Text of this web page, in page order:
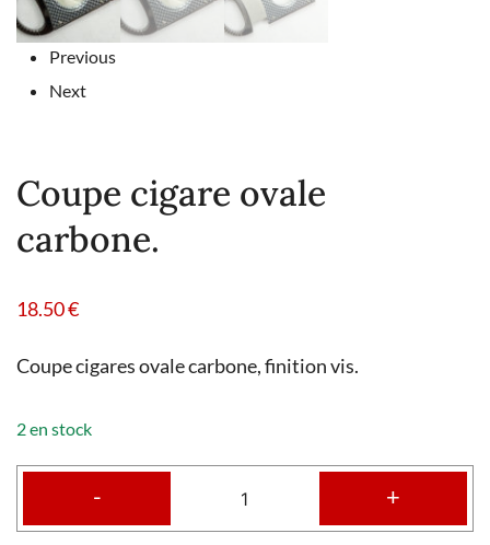
Previous
Next
Coupe cigare ovale
carbone.
18.50€
Coupe cigares ovale carbone, finition vis.
2 en stock
- +